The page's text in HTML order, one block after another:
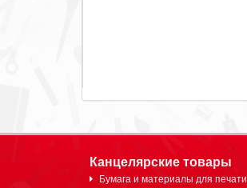
Канцелярские товары
Бумага и материалы для печати